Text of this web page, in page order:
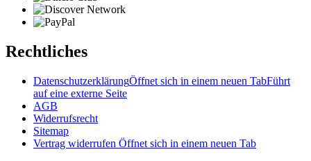
Rechtliches
DatenschutzerklärungÖffnet sich in einem neuen TabFührt
auf eine externe Seite
AGB
Widerrufsrecht
Sitemap
Vertrag widerrufen Öffnet sich in einem neuen Tab